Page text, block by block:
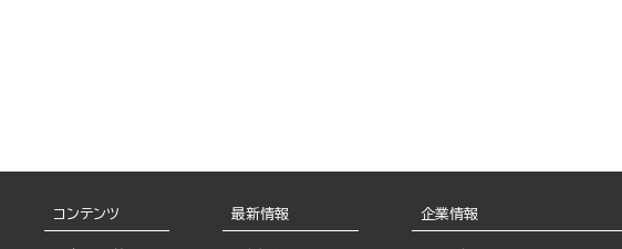
コンテンツ 最新情報 企業情報